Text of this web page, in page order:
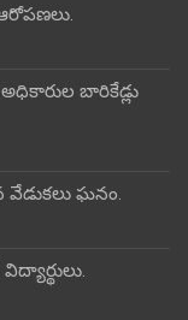
బారికేడ్లు
వేడుకలు ఘనం.